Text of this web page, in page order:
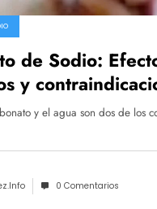
de Sodio:
y
y el agua son dos de los
0 Comentarios